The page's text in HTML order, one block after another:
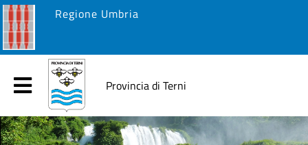
Regione Umbria
Provincia di Terni